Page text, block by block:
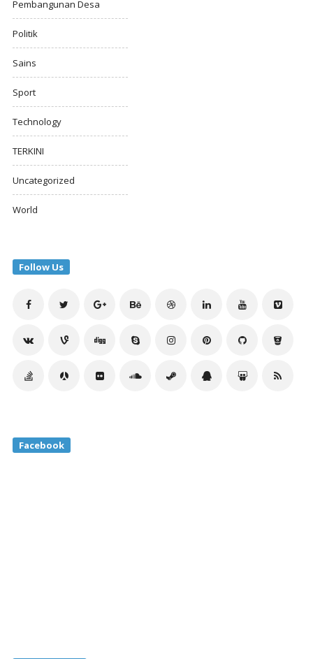
Pembangunan Desa
Politik
Sains
Sport
Technology
TERKINI
Uncategorized
World
Follow Us
Facebook